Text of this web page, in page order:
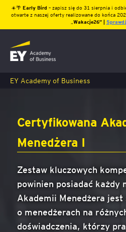
☀️🌴 Early Bird – zapisz się do 31 sierpnia i
otwarte z naszej oferty realizowane do końca
Wakacje26″ |
EY Academy of Business
Certyfikowana
Menedżera I
Zestaw kluczowych
powinien posiadać każdy
Akademii Menedżera
o menedżerach na
doświadczenia, którzy